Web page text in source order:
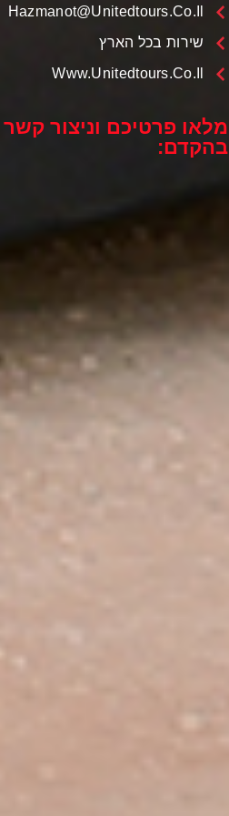
Hazmanot@unitedtours.co.il
שירות בכל הארץ
Www.unitedtours.co.il
מלאו פרטיכם וניצור קשר
בהקדם: